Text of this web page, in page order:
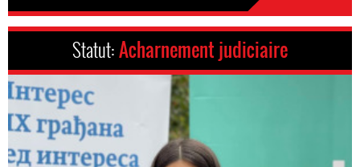
Statut:Acharnement judiciaire